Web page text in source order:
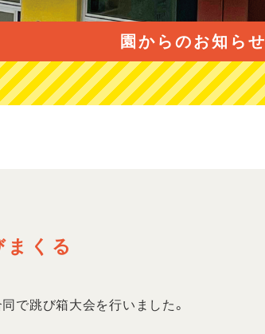
園からのお知らせ
くる
で跳び箱大会を行いました。